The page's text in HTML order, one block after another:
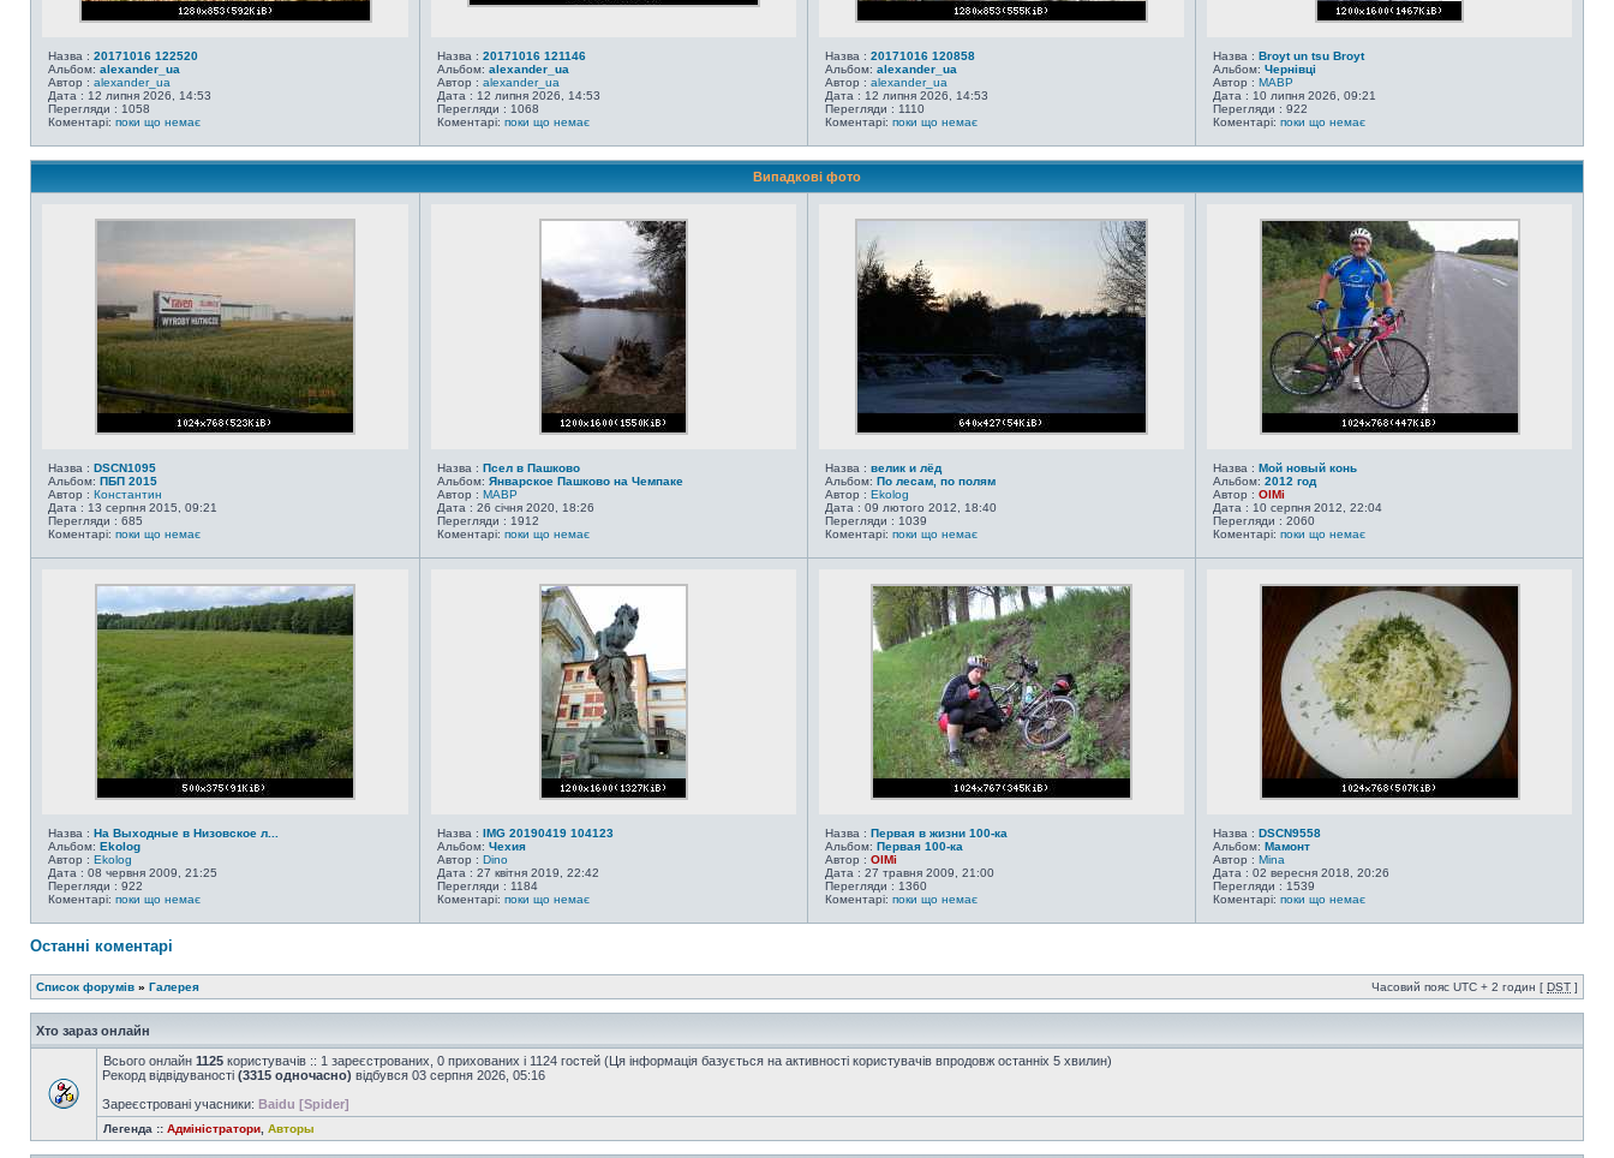
Назва : 20171016 122520
Альбом: alexander_ua
Автор : alexander_ua
Дата : 12 липня 2026, 14:53
Перегляди : 1058
Коментарі: поки що немає
Назва : 20171016 121146
Альбом: alexander_ua
Автор : alexander_ua
Дата : 12 липня 2026, 14:53
Перегляди : 1068
Коментарі: поки що немає
Назва : 20171016 120858
Альбом: alexander_ua
Автор : alexander_ua
Дата : 12 липня 2026, 14:53
Перегляди : 1110
Коментарі: поки що немає
Назва : Broyt un tsu Broyt
Альбом: Чернівці
Автор : MABP
Дата : 10 липня 2026, 09:21
Перегляди : 922
Коментарі: поки що немає
Випадкові фото
Назва : DSCN1095
Альбом: ПБП 2015
Автор : Константин
Дата : 13 серпня 2015, 09:21
Перегляди : 685
Коментарі: поки що немає
Назва : Псел в Пашково
Альбом: Январское Пашково на Чемпаке
Автор : MABP
Дата : 26 січня 2020, 18:26
Перегляди : 1912
Коментарі: поки що немає
Назва : велик и лёд
Альбом: По лесам, по полям
Автор : Ekolog
Дата : 09 лютого 2012, 18:40
Перегляди : 1039
Коментарі: поки що немає
Назва : Мой новый конь
Альбом: 2012 год
Автор : OlMi
Дата : 10 серпня 2012, 22:04
Перегляди : 2060
Коментарі: поки що немає
Назва : На Выходные в Низовское л...
Альбом: Ekolog
Автор : Ekolog
Дата : 08 червня 2009, 21:25
Перегляди : 922
Коментарі: поки що немає
Назва : IMG 20190419 104123
Альбом: Чехия
Автор : Dino
Дата : 27 квітня 2019, 22:42
Перегляди : 1184
Коментарі: поки що немає
Назва : Первая в жизни 100-ка
Альбом: Первая 100-ка
Автор : OlMi
Дата : 27 травня 2009, 21:00
Перегляди : 1360
Коментарі: поки що немає
Назва : DSCN9558
Альбом: Мамонт
Автор : Mina
Дата : 02 вересня 2018, 20:26
Перегляди : 1539
Коментарі: поки що немає
Останні коментарі
Список форумів » Галерея Часовий пояс UTC + 2 годин [ DST ]
Хто зараз онлайн
Всього онлайн 1125 користувачів :: 1 зареєстрованих, 0 прихованих і 1124 гостей (Ця інформація базується на активності користувачів впродовж останніх 5 хвилин)
Рекорд відвідуваності (3315 одночасно) відбувся 03 серпня 2026, 05:16
Зареєстровані учасники: Baidu [Spider]
Легенда :: Адміністратори Авторы